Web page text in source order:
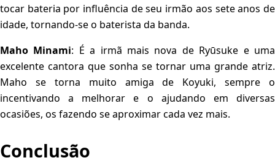
tocar bateria por influência de seu irmão aos sete anos de
idade, tornando-se o baterista da banda.
Maho Minami: É a irmã mais nova de Ryūsuke e uma
excelente cantora que sonha se tornar uma grande atriz.
Maho se torna muito amiga de Koyuki, sempre o
incentivando a melhorar e o ajudando em diversas
ocasiões, os fazendo se aproximar cada vez mais.
Conclusão